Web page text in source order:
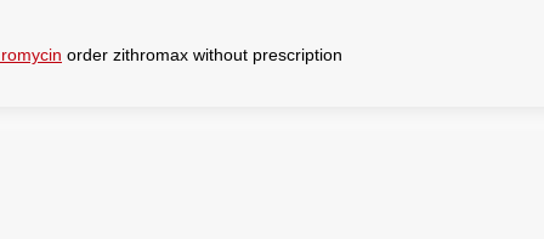
order zithromax without prescription